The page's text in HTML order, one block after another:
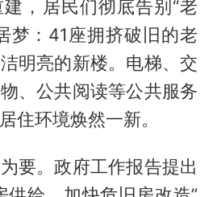
，居民们彻底告别“老
梦：41座拥挤破旧的老
明亮的新楼。电梯、交
、公共阅读等公共服务
住环境焕然一新。
要。政府工作报告提出